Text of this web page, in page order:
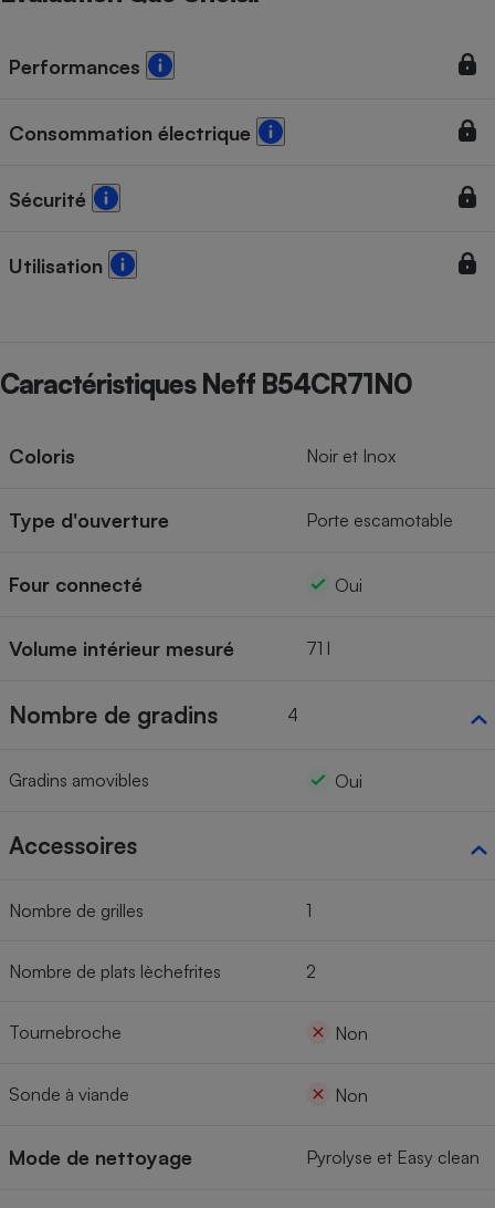
Performances
Consommation électrique
Sécurité
Utilisation
Caractéristiques Neff B54CR71N0
Coloris Noir et Inox
Type d'ouverture Porte escamotable
Four connecté Oui
Volume intérieur mesuré 71 l
Nombre de gradins 4
Gradins amovibles Oui
Accessoires
Nombre de grilles 1
Nombre de plats lèchefrites 2
Tournebroche Non
Sonde à viande Non
Mode de nettoyage Pyrolyse et Easy clean